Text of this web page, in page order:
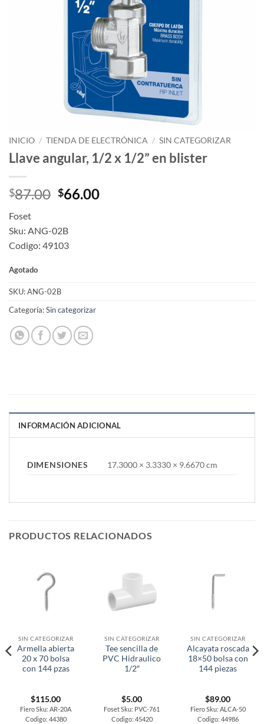
INICIO / TIENDA DE ELECTRÓNICA / SIN CATEGORIZAR
Llave angular, 1/2 x 1/2” en blister
$87.00 Original
$87.00.
$66.00Current
Foset
Sku: ANG-02B
Codigo: 49103
Agotado
SKU:ANG-02B
Categoría:Sin categorizar
INFORMACIÓN ADICIONAL
DIMENSIONES 17.3000 × 3.3330 × 9.6670 cm
PRODUCTOS RELACIONADOS
SIN CATEGORIZAR
Armella abierta
20 x 70 bolsa
con 144 pzas
$115.00
Fiero Sku: AR-20A
Codigo: 44380
SIN CATEGORIZAR
Tee sencilla de
PVC Hidraulico
1/2″
$5.00
Foset Sku: PVC-761
Codigo: 45420
SIN CATEGORIZAR
Alcayata roscada
18×50 bolsa con
144 piezas
$89.00
Fiero Sku: ALCA-50
Codigo: 44986